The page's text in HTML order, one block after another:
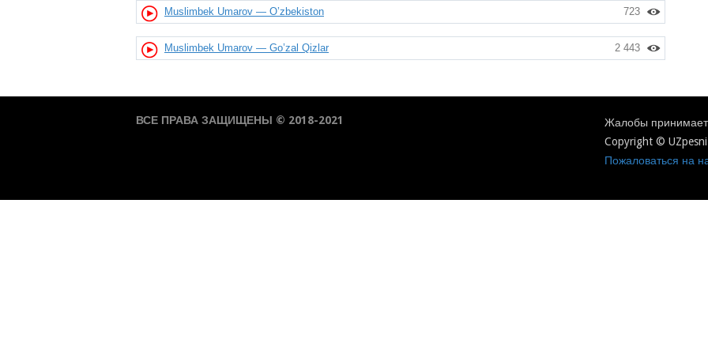
723
Muslimbek Umarov — O’zbekiston
2 443
Muslimbek Umarov — Go’zal Qizlar
ВСЕ ПРАВА ЗАЩИЩЕНЫ © 2018-2021
Жалобы
Copyright ©
Пожаловаться на